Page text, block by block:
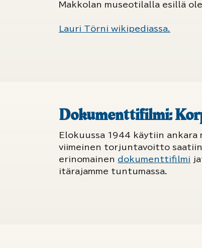
Makkolan museotilalla esillä
Lauri Törni wikipediassa.
Dokumenttifilmi:
Elokuussa 1944 käytiin
viimeinen torjuntavoitto
erinomainen dokumenttifilmi
itärajamme tuntumassa.